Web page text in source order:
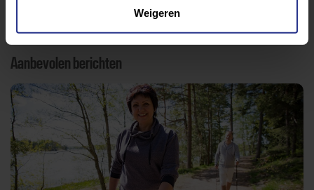
Weigeren
Aanbevolen berichten